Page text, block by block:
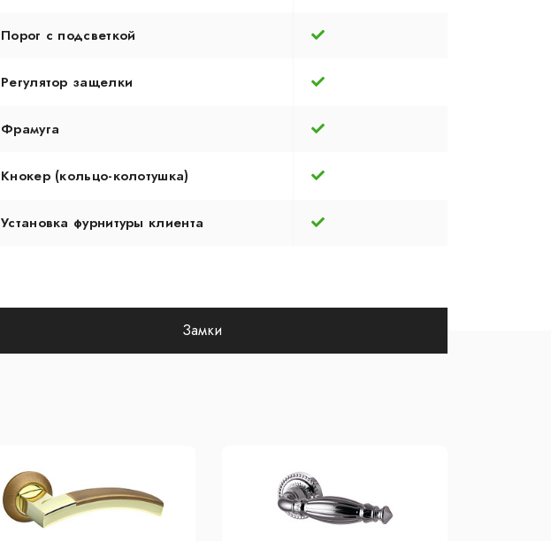
Порог с подсветкой
Регулятор защелки
Фрамуга
Кнокер (кольцо-колотушка)
Установка фурнитуры клиента
Замки